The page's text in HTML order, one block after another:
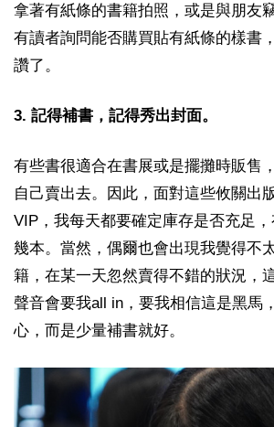
拿著有紙條的書籍拍照，或是與朋友
有讀者詢問能否購買貼有紙條的樣書
讚了。
3. 記得補書，記得秀出封面。
有些書很適合在書展或是擺攤時販售
自己賣出去。因此，面對這些攸關出
VIP，我每天都要確定庫存是否充足
幾本。當然，偶爾也會出現我覺得不
籍，在某一天忽然賣得不錯的狀況，
聲音會要我all in，要我相信這是黑馬
心，而是少量補書就好。